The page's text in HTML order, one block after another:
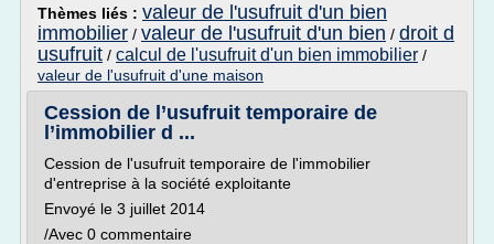
Thèmes liés : valeur de l'usufruit d'un bien
immobilier / valeur de l'usufruit d'un bien / droit d
usufruit / calcul de l'usufruit d'un bien immobilier /
valeur de l'usufruit d'une maison
Cession de l’usufruit temporaire de
l’immobilier d ...
Cession de l'usufruit temporaire de l'immobilier
d'entreprise à la société exploitante
Envoyé le 3 juillet 2014
/Avec 0 commentaire